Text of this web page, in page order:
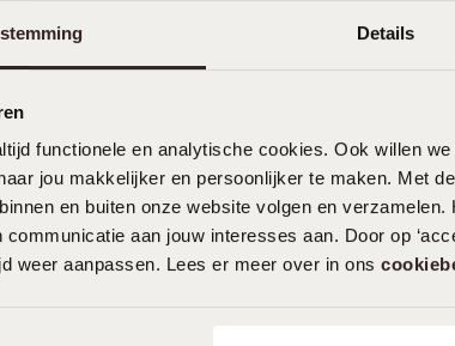
Details
functionele en analytische cookies. Ook willen
jou makkelijker en persoonlijker te maken. Met
en buiten onze website volgen en
communicatie aan jouw interesses aan. Door op
weer aanpassen. Lees er meer over in ons